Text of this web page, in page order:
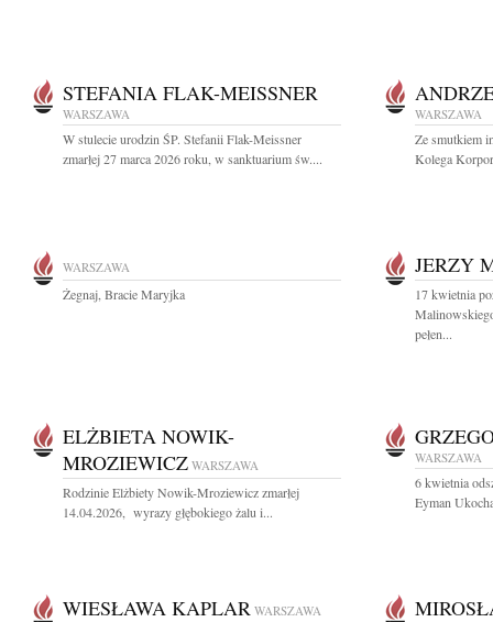
STEFANIA FLAK-MEISSNER
WARSZAWA
W stulecie urodzin ŚP. Stefanii Flak-Meissner
zmarłej 27 marca 2026 roku, w sanktuarium św....
WARSZAWA
Ze smutkiem
Kolega
WARSZAWA
Żegnaj, Bracie Maryjka
JERZY
17 kwietnia
pełen...
ELŻBIETA NOWIK-
MROZIEWICZ WARSZAWA
Rodzinie Elżbiety Nowik-Mroziewicz zmarłej
14.04.2026, wyrazy głębokiego żalu i...
WARSZAWA
6 kwietnia
Eyman
WIESŁAWA KAPLAR WARSZAWA